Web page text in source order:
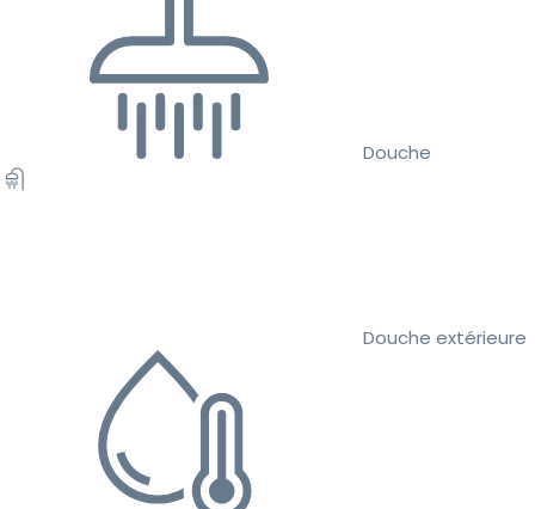
Douche
Douche extérieure